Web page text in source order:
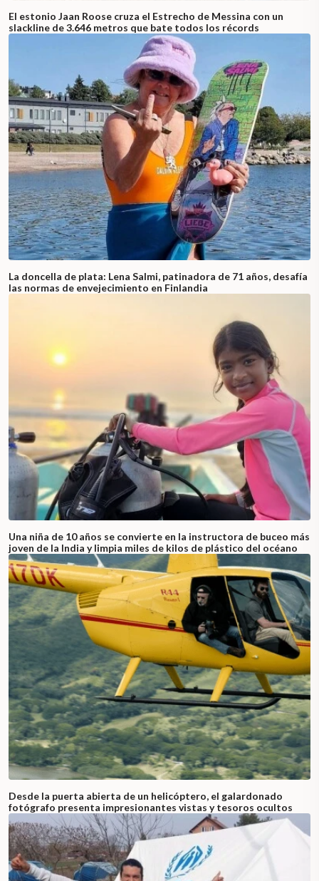
El estonio Jaan Roose cruza el Estrecho de Messina con un
slackline de 3.646 metros que bate todos los récords
La doncella de plata: Lena Salmi, patinadora de 71 años, desafía
las normas de envejecimiento en Finlandia
Una niña de 10 años se convierte en la instructora de buceo más
joven de la India y limpia miles de kilos de plástico del océano
Desde la puerta abierta de un helicóptero, el galardonado
fotógrafo presenta impresionantes vistas y tesoros ocultos